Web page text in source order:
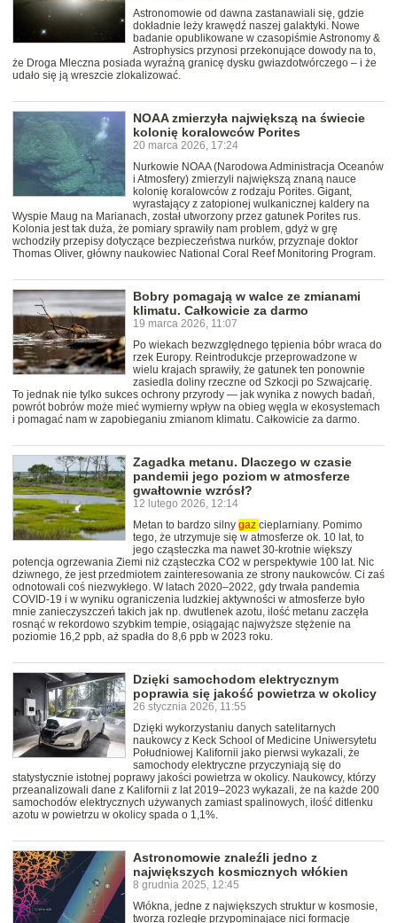
Astronomowie od dawna zastanawiali się, gdzie
dokładnie leży krawędź naszej galaktyki. Nowe
badanie opublikowane w czasopiśmie Astronomy &
Astrophysics przynosi przekonujące dowody na to,
że Droga Mleczna posiada wyraźną granicę dysku gwiazdotwórczego – i że
udało się ją wreszcie zlokalizować.
NOAA zmierzyła największą na świecie
kolonię koralowców Porites
20 marca 2026, 17:24
Nurkowie NOAA (Narodowa Administracja Oceanów
i Atmosfery) zmierzyli największą znaną nauce
kolonię koralowców z rodzaju Porites. Gigant,
wyrastający z zatopionej wulkanicznej kaldery na
Wyspie Maug na Marianach, został utworzony przez gatunek Porites rus.
Kolonia jest tak duża, że pomiary sprawiły nam problem, gdyż w grę
wchodziły przepisy dotyczące bezpieczeństwa nurków, przyznaje doktor
Thomas Oliver, główny naukowiec National Coral Reef Monitoring Program.
Bobry pomagają w walce ze zmianami
klimatu. Całkowicie za darmo
19 marca 2026, 11:07
Po wiekach bezwzględnego tępienia bóbr wraca do
rzek Europy. Reintrodukcje przeprowadzone w
wielu krajach sprawiły, że gatunek ten ponownie
zasiedla doliny rzeczne od Szkocji po Szwajcarię.
To jednak nie tylko sukces ochrony przyrody — jak wynika z nowych badań,
powrót bobrów może mieć wymierny wpływ na obieg węgla w ekosystemach
i pomagać nam w zapobieganiu zmianom klimatu. Całkowicie za darmo.
Zagadka metanu. Dlaczego w czasie
pandemii jego poziom w atmosferze
gwałtownie wzrósł?
12 lutego 2026, 12:14
Metan to bardzo silny gaz cieplarniany. Pomimo
tego, że utrzymuje się w atmosferze ok. 10 lat, to
jego cząsteczka ma nawet 30-krotnie większy
potencja ogrzewania Ziemi niż cząsteczka CO2 w perspektywie 100 lat. Nic
dziwnego, że jest przedmiotem zainteresowania ze strony naukowców. Ci zaś
odnotowali coś niezwykłego. W latach 2020–2022, gdy trwała pandemia
COVID-19 i w wyniku ograniczenia ludzkiej aktywności w atmosferze było
mnie zanieczyszczeń takich jak np. dwutlenek azotu, ilość metanu zaczęła
rosnąć w rekordowo szybkim tempie, osiągając najwyższe stężenie na
poziomie 16,2 ppb, aż spadła do 8,6 ppb w 2023 roku.
Dzięki samochodom elektrycznym
poprawia się jakość powietrza w okolicy
26 stycznia 2026, 11:55
Dzięki wykorzystaniu danych satelitarnych
naukowcy z Keck School of Medicine Uniwersytetu
Południowej Kalifornii jako pierwsi wykazali, że
samochody elektryczne przyczyniają się do
statystycznie istotnej poprawy jakości powietrza w okolicy. Naukowcy, którzy
przeanalizowali dane z Kalifornii z lat 2019–2023 wykazali, że na każde 200
samochodów elektrycznych używanych zamiast spalinowych, ilość ditlenku
azotu w powietrzu w okolicy spada o 1,1%.
Astronomowie znaleźli jedno z
największych kosmicznych włókien
8 grudnia 2025, 12:45
Włókna, jedne z największych struktur w kosmosie,
tworzą rozległe przypominające nici formacje